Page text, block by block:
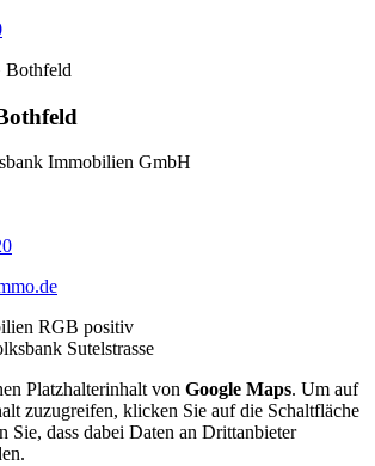
Bothfeld
Immobilien GmbH
Platzhalterinhalt von Google Maps. Um auf
zuzugreifen, klicken Sie auf die Schaltfläche
Sie, dass dabei Daten an Drittanbieter